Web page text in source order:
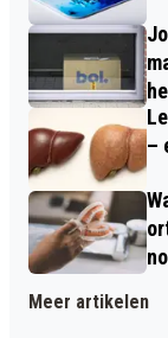
–
Meer artikelen